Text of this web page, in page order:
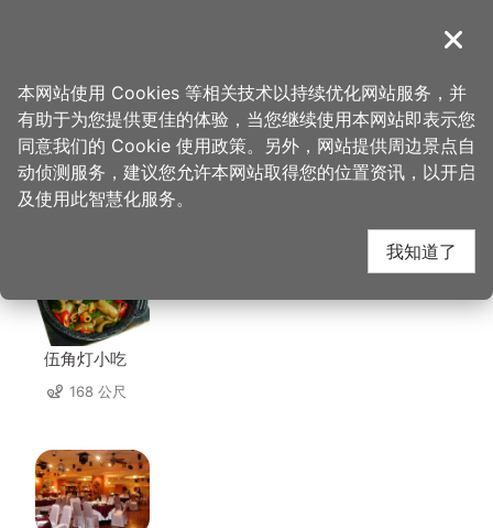
導覽
首页 > 想去的地方 > 美食、购物 > 实味香肉舖行
实味香肉舖行 周边店家
伍角灯小吃
168 公尺
关闭
本网站使用 Cookies 等相关技术以持续优化网站服务，并
有助于为您提供更佳的体验，当您继续使用本网站即表示您
同意我们的 Cookie 使用政策。另外，网站提供周边景点自
动侦测服务，建议您允许本网站取得您的位置资讯，以开启
及使用此智慧化服务。
我知道了